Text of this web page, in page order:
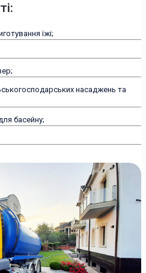
їжі;
насаджень та
басейну;